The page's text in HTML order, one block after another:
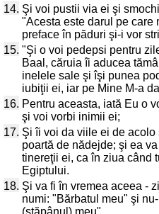
14. Şi voi pustii via ei şi
"Acesta este darul pe care
preface în păduri şi-i vor
15. "Şi o voi pedepsi pentru
Baal, căruia îi aducea
inelele sale şi îşi punea
iubiţii ei, iar pe Mine M-a
16. Pentru aceasta, iată Eu o
şi voi vorbi inimii ei;
17. Şi îi voi da viile ei de acolo
poartă de nădejde; şi ea
tinereţii ei, ca în ziua când
Egiptului.
18. Şi va fi în vremea aceea -
numi: "Bărbatul meu" şi
(stăpânul) meu".